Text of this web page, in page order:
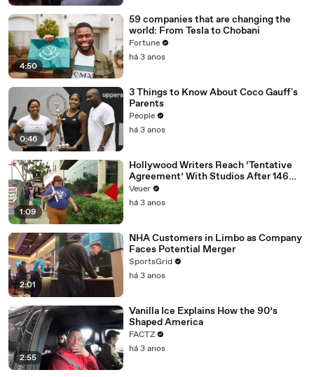
4:50
59 companies that are changing the
world: From Tesla to Chobani
Fortune
há 3 anos
0:46
3 Things to Know About Coco Gauff's
Parents
People
há 3 anos
1:09
Hollywood Writers Reach ‘Tentative
Agreement’ With Studios After 146
Day Strike
Veuer
há 3 anos
2:01
NHA Customers in Limbo as Company
Faces Potential Merger
SportsGrid
há 3 anos
2:55
Vanilla Ice Explains How the 90’s
Shaped America
FACTZ
há 3 anos